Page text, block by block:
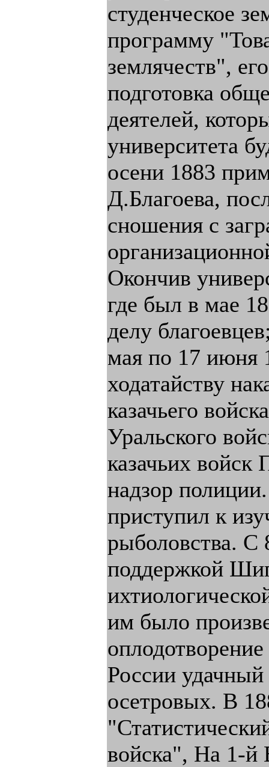
студенческое
программу
землячеств",
подготовка
деятелей,
университета
осени 1883
Д.Благоева,
сношения с
Окончив
где был в мае
делу
мая по 17 июня
ходатайству
казачьего
Уральского
казачьих
надзор
приступил к
рыболовства. С
поддержкой
им было
России
осетровых. В
войска", На 1-й